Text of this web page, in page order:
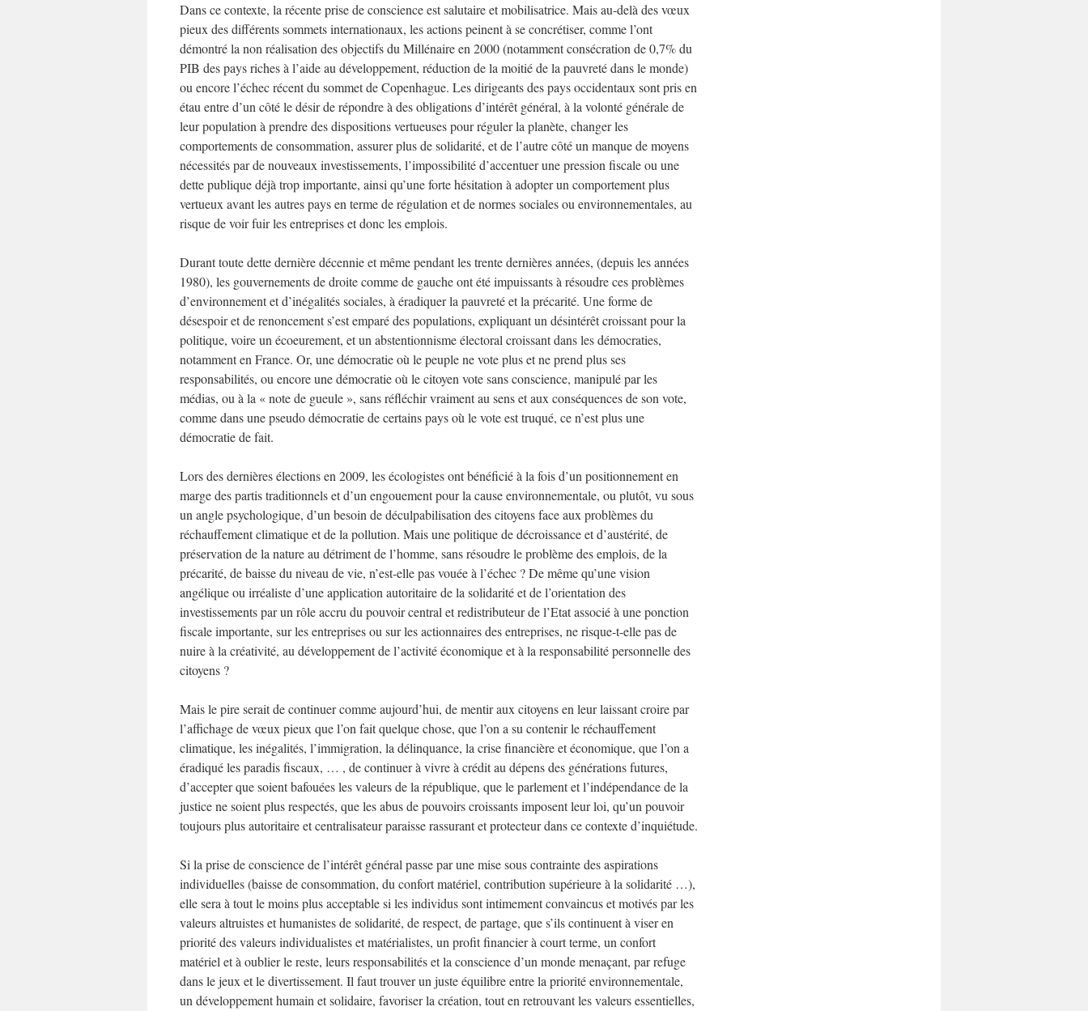
Dans ce contexte, la récente prise de conscience est salutaire et mobilisatrice. Mais au-delà des vœux
pieux des différents sommets internationaux, les actions peinent à se concrétiser, comme l’ont
démontré la non réalisation des objectifs du Millénaire en 2000 (notamment consécration de 0,7% du
PIB des pays riches à l’aide au développement, réduction de la moitié de la pauvreté dans le monde)
ou encore l’échec récent du sommet de Copenhague. Les dirigeants des pays occidentaux sont pris en
étau entre d’un côté le désir de répondre à des obligations d’intérêt général, à la volonté générale de
leur population à prendre des dispositions vertueuses pour réguler la planète, changer les
comportements de consommation, assurer plus de solidarité, et de l’autre côté un manque de moyens
nécessités par de nouveaux investissements, l’impossibilité d’accentuer une pression fiscale ou une
dette publique déjà trop importante, ainsi qu’une forte hésitation à adopter un comportement plus
vertueux avant les autres pays en terme de régulation et de normes sociales ou environnementales, au
risque de voir fuir les entreprises et donc les emplois.
Durant toute dette dernière décennie et même pendant les trente dernières années, (depuis les années
1980), les gouvernements de droite comme de gauche ont été impuissants à résoudre ces problèmes
d’environnement et d’inégalités sociales, à éradiquer la pauvreté et la précarité. Une forme de
désespoir et de renoncement s’est emparé des populations, expliquant un désintérêt croissant pour la
politique, voire un écoeurement, et un abstentionnisme électoral croissant dans les démocraties,
notamment en France. Or, une démocratie où le peuple ne vote plus et ne prend plus ses
responsabilités, ou encore une démocratie où le citoyen vote sans conscience, manipulé par les
médias, ou à la « note de gueule », sans réfléchir vraiment au sens et aux conséquences de son vote,
comme dans une pseudo démocratie de certains pays où le vote est truqué, ce n’est plus une
démocratie de fait.
Lors des dernières élections en 2009, les écologistes ont bénéficié à la fois d’un positionnement en
marge des partis traditionnels et d’un engouement pour la cause environnementale, ou plutôt, vu sous
un angle psychologique, d’un besoin de déculpabilisation des citoyens face aux problèmes du
réchauffement climatique et de la pollution. Mais une politique de décroissance et d’austérité, de
préservation de la nature au détriment de l’homme, sans résoudre le problème des emplois, de la
précarité, de baisse du niveau de vie, n’est-elle pas vouée à l’échec ? De même qu’une vision
angélique ou irréaliste d’une application autoritaire de la solidarité et de l’orientation des
investissements par un rôle accru du pouvoir central et redistributeur de l’Etat associé à une ponction
fiscale importante, sur les entreprises ou sur les actionnaires des entreprises, ne risque-t-elle pas de
nuire à la créativité, au développement de l’activité économique et à la responsabilité personnelle des
citoyens ?
Mais le pire serait de continuer comme aujourd’hui, de mentir aux citoyens en leur laissant croire par
l’affichage de vœux pieux que l’on fait quelque chose, que l’on a su contenir le réchauffement
climatique, les inégalités, l’immigration, la délinquance, la crise financière et économique, que l’on a
éradiqué les paradis fiscaux, … , de continuer à vivre à crédit au dépens des générations futures,
d’accepter que soient bafouées les valeurs de la république, que le parlement et l’indépendance de la
justice ne soient plus respectés, que les abus de pouvoirs croissants imposent leur loi, qu’un pouvoir
toujours plus autoritaire et centralisateur paraisse rassurant et protecteur dans ce contexte d’inquiétude.
Si la prise de conscience de l’intérêt général passe par une mise sous contrainte des aspirations
individuelles (baisse de consommation, du confort matériel, contribution supérieure à la solidarité …),
elle sera à tout le moins plus acceptable si les individus sont intimement convaincus et motivés par les
valeurs altruistes et humanistes de solidarité, de respect, de partage, que s’ils continuent à viser en
priorité des valeurs individualistes et matérialistes, un profit financier à court terme, un confort
matériel et à oublier le reste, leurs responsabilités et la conscience d’un monde menaçant, par refuge
dans le jeux et le divertissement. Il faut trouver un juste équilibre entre la priorité environnementale,
un développement humain et solidaire, favoriser la création, tout en retrouvant les valeurs essentielles,